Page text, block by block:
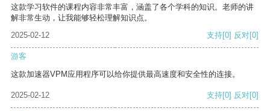
这款学习软件的课程内容非常丰富，涵盖了各个学科的知识。老师的讲
解非常生动，让我能够轻松理解知识点。
2025-02-12
支持[0] 反对[0]
游客
这款加速器VPM应用程序可以给你提供最高速度和安全性的连接。
2025-02-12 支持[0] 反对[0]